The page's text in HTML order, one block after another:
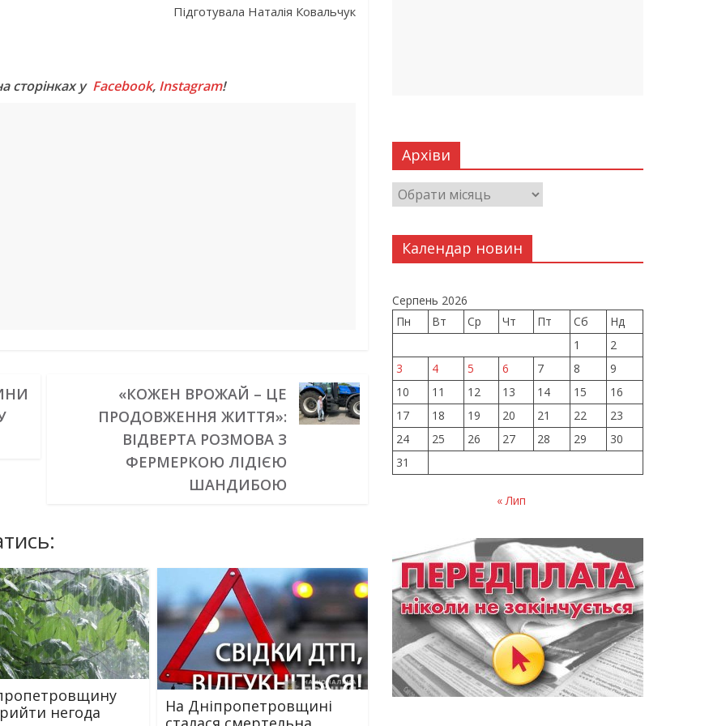
Підготувала Наталія Ковальчук
сторінках у Facebook, Instagram!
«КОЖЕН ВРОЖАЙ – ЦЕ
ПРОДОВЖЕННЯ ЖИТТЯ»:
ВІДВЕРТА РОЗМОВА З
ФЕРМЕРКОЮ ЛІДІЄЮ
ШАНДИБОЮ
негода
На Дніпропетровщині
Архіви
Календар новин
Серпень 2026
Пн
Вт Ср Чт Пт Сб
Нд
1
2
3
4 5 6 7 8
9
10
11 12 13 14 15
16
17
18 19 20 21 22
23
24
25 26 27 28 29
30
31
« Лип